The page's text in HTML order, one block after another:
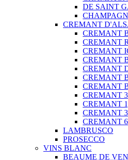
DE SAINT
CREMANT
CREMANT
CREMANT
CREMANT
CREMANT
CREMANT
CREMANT
CREMANT
CREMANT
CREMANT
CREMANT
CREMANT
LAMBRUSCO
PROSECCO
VINS BLANC
BEAUME DE